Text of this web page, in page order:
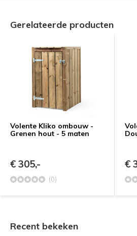
Gerelateerde producten
Volente Kliko ombouw -
Grenen hout - 5 maten
€ 305,-
(0)
€
Recent bekeken